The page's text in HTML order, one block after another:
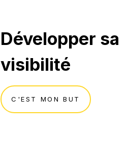
Développer sa
visibilité
C'EST MON BUT